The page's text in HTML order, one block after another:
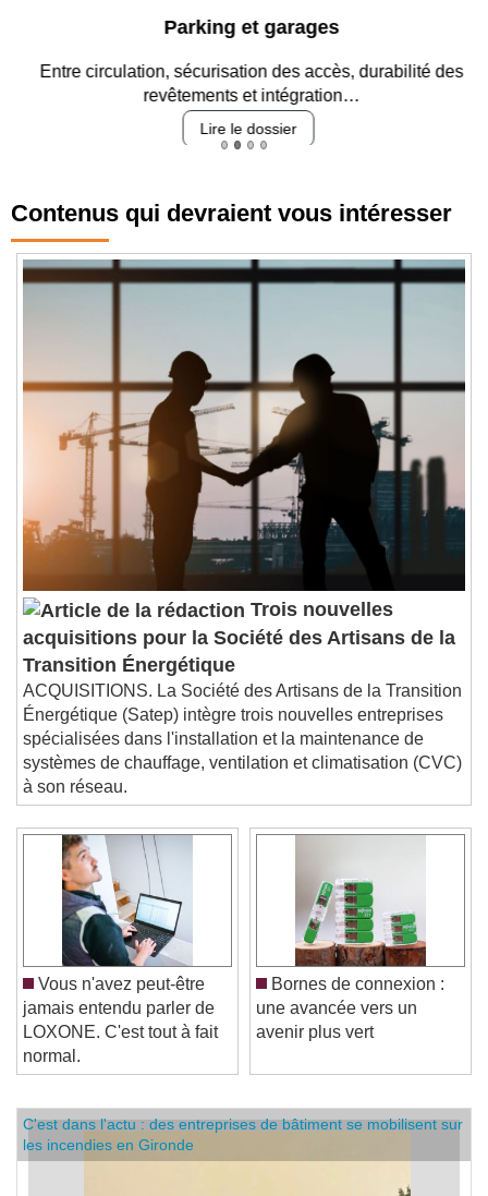
Parking et garages
Entre circulation, sécurisation des accès, durabilité des
revêtements et intégration…
Lire le dossier
Contenus qui devraient vous intéresser
Trois nouvelles
acquisitions pour la Société des Artisans de la
Transition Énergétique
ACQUISITIONS. La Société des Artisans de la Transition
Énergétique (Satep) intègre trois nouvelles entreprises
spécialisées dans l'installation et la maintenance de
systèmes de chauffage, ventilation et climatisation (CVC)
à son réseau.
Vous n'avez peut-être
jamais entendu parler de
LOXONE. C'est tout à fait
normal.
Bornes de connexion :
une avancée vers un
C'est dans l'actu : des entreprises de bâtiment se mobilisent sur
les incendies en Gironde